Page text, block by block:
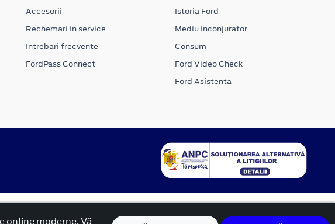
Accesorii
Rechemari in service
Intrebari frecvente
FordPass Connect
Istoria Ford
Mediu inconjurator
Consum
Ford Video Check
Ford Asistenta
moderne. Vă